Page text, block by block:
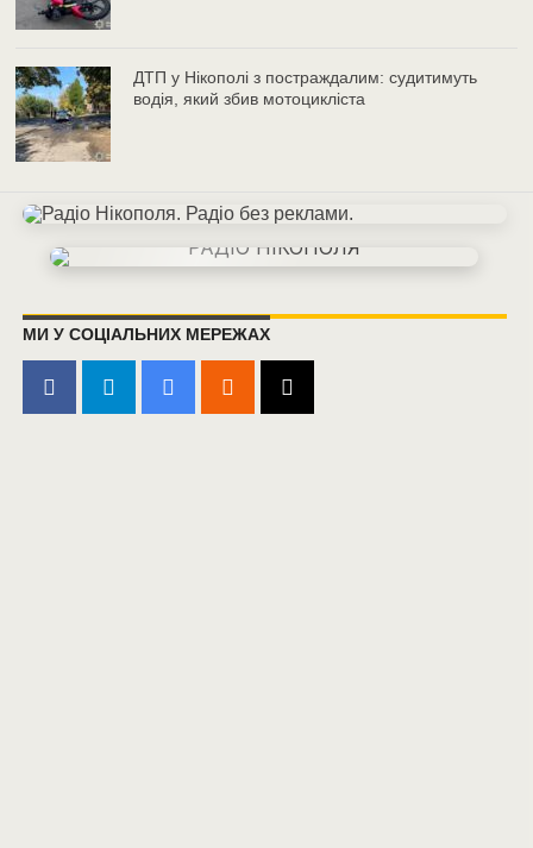
ДТП у Нікополі з постраждалим: судитимуть
водія, який збив мотоцикліста
МИ У СОЦІАЛЬНИХ МЕРЕЖАХ